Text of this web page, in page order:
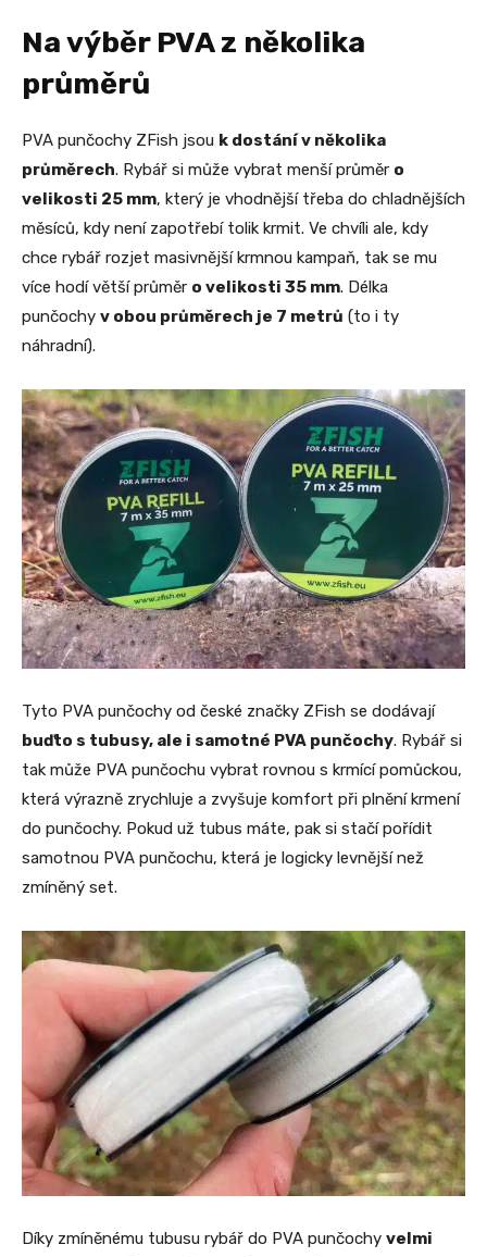
Na výběr PVA z několika
průměrů
PVA punčochy ZFish jsou k dostání v několika
průměrech. Rybář si může vybrat menší průměr o
velikosti 25 mm, který je vhodnější třeba do chladnějších
měsíců, kdy není zapotřebí tolik krmit. Ve chvíli ale, kdy
chce rybář rozjet masivnější krmnou kampaň, tak se mu
více hodí větší průměr o velikosti 35 mm. Délka
punčochy v obou průměrech je 7 metrů (to i ty
náhradní).
Tyto PVA punčochy od české značky ZFish se dodávají
buďto s tubusy, ale i samotné PVA punčochy. Rybář si
tak může PVA punčochu vybrat rovnou s krmící pomůckou,
která výrazně zrychluje a zvyšuje komfort při plnění krmení
do punčochy. Pokud už tubus máte, pak si stačí pořídit
samotnou PVA punčochu, která je logicky levnější než
zmíněný set.
Díky zmíněnému tubusu rybář do PVA punčochy velmi